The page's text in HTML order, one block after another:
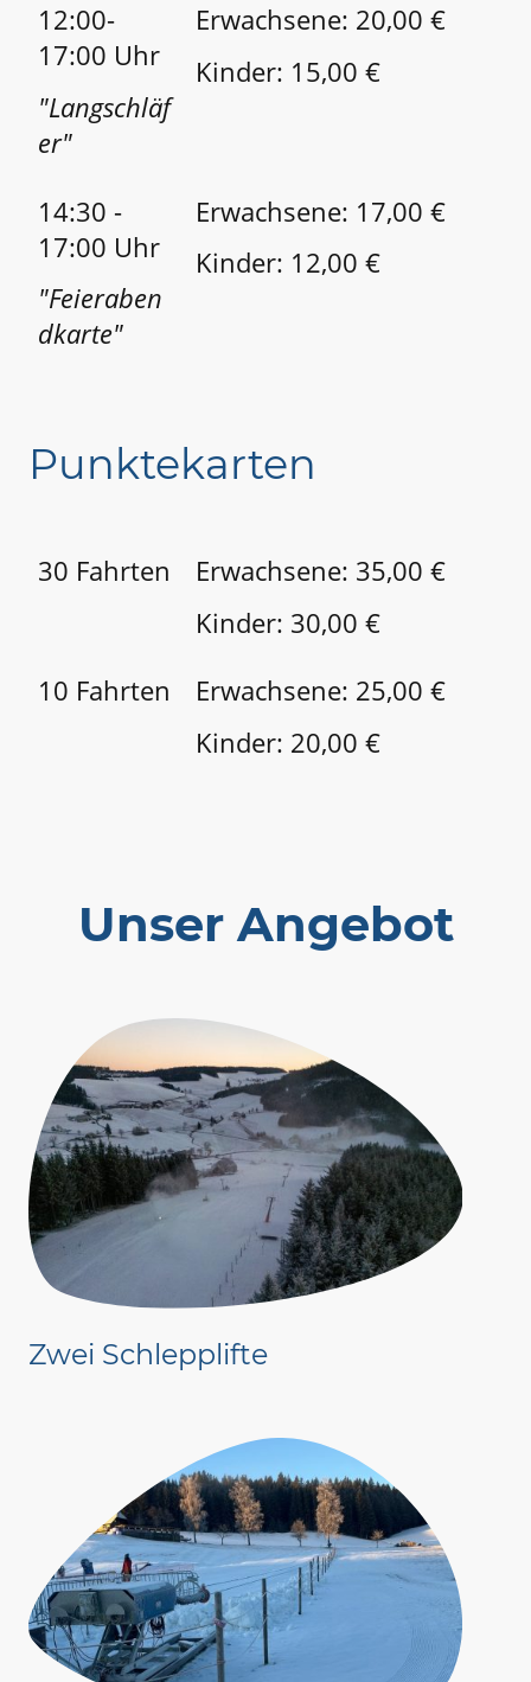
12:00-
17:00 Uhr
"Langschläf
er"
Erwachsene: 20,00 €
Kinder: 15,00 €
14:30 -
17:00 Uhr
"Feieraben
dkarte"
Erwachsene: 17,00 €
Kinder: 12,00 €
Punktekarten
30 Fahrten
Erwachsene: 35,00 €
Kinder: 30,00 €
10 Fahrten
Erwachsene: 25,00 €
Kinder: 20,00 €
Unser Angebot
Zwei Schlepplifte